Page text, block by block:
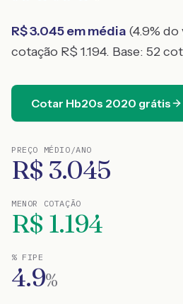
R$3.045em média (4.9% do
cotação R$ 1.194. Base: 52
Cotar Hb20s 2020 grátis
PREÇO MÉDIO/ANO
R$ 3.045
MENOR COTAÇÃO
R$ 1.194
% FIPE
4.9%